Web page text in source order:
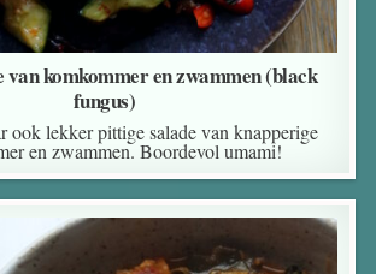
van komkommer en zwammen (black
fungus)
ook lekker pittige salade van knapperige
en zwammen. Boordevol umami!